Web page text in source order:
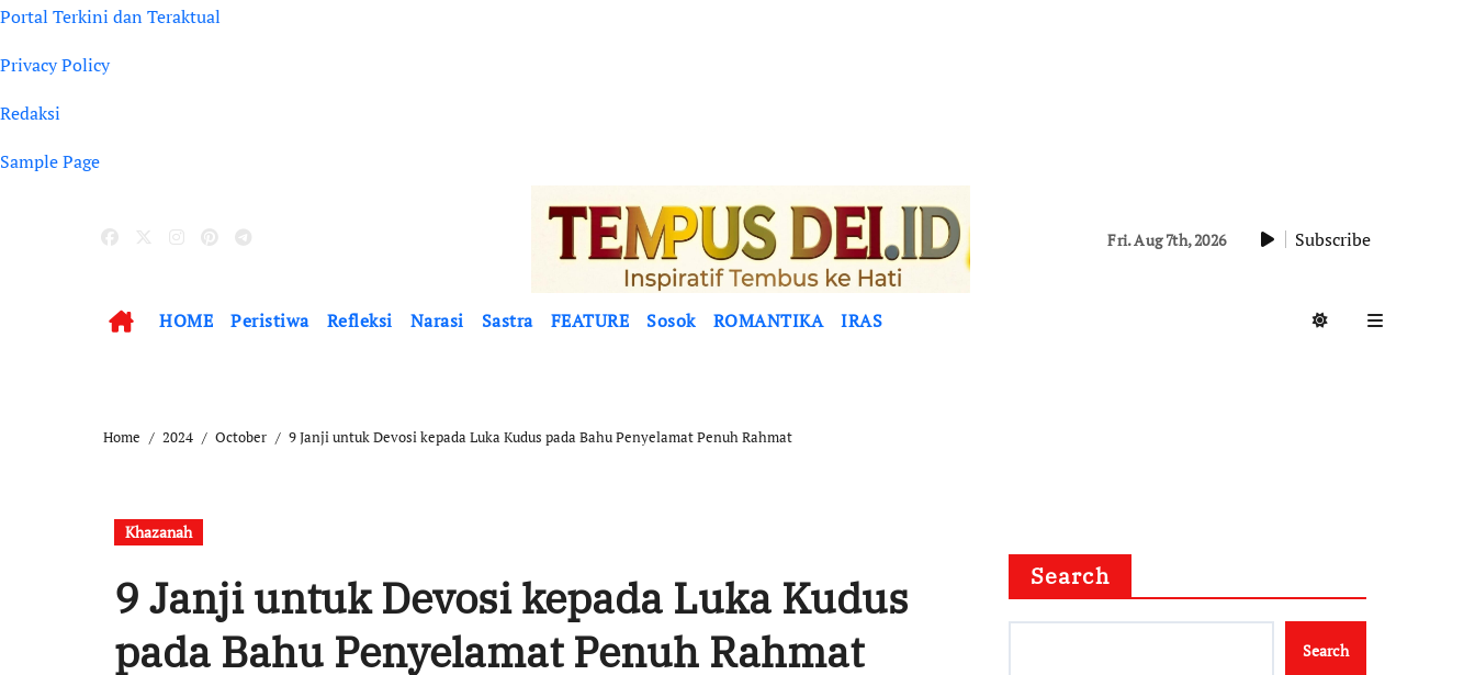
Portal Terkini dan Teraktual
Privacy Policy
Redaksi
Sample Page
Fri. Aug 7th, 2026 Subscribe
HOME Peristiwa Refleksi Narasi Sastra FEATURE Sosok ROMANTIKA IRAS
Home 2024 October 9 Janji untuk Devosi kepada Luka Kudus pada Bahu Penyelamat Penuh Rahmat
Khazanah
9 Janji untuk Devosi kepada Luka Kudus
pada Bahu Penyelamat Penuh Rahmat
Search
Search